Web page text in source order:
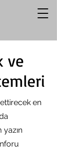
ve
en
yazın